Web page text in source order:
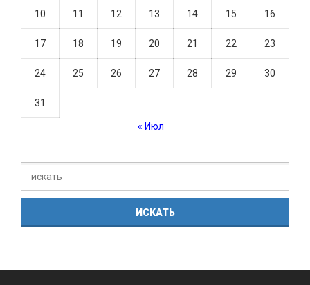
10 11 12 13 14 15 16
17 18 19 20 21 22 23
24 25 26 27 28 29 30
31
« Июл